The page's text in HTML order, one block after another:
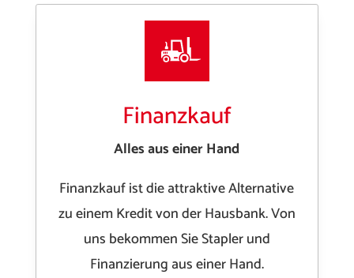
Finanzkauf
Alles aus einer Hand
Finanzkauf ist die attraktive Alternative
zu einem Kredit von der Hausbank. Von
uns bekommen Sie Stapler und
Finanzierung aus einer Hand.